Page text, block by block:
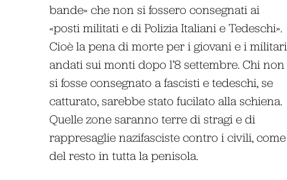
bande» che non si fossero consegnati ai
«posti militati e di Polizia Italiani e Tedeschi».
Cioè la pena di morte per i giovani e i militari
andati sui monti dopo l’8 settembre. Chi non
si fosse consegnato a fascisti e tedeschi, se
catturato, sarebbe stato fucilato alla schiena.
Quelle zone saranno terre di stragi e di
rappresaglie nazifasciste contro i civili, come
del resto in tutta la penisola.